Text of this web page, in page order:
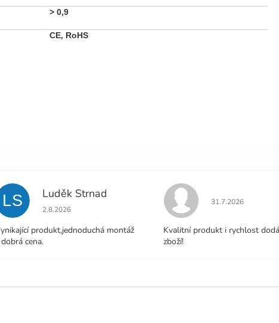
>0,9
CE, RoHS
LS Luděk Strnad
Hodnocení obchodu je 5 z 5 hvězdiček.
2.8.2026
produkt,jednoduchá montáž
cena.
Hodnocení
31.7.2026
Kvalitní produkt i rychlost
zboží!